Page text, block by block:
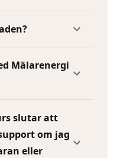
Mälarenergi
slutar att
om jag
eller